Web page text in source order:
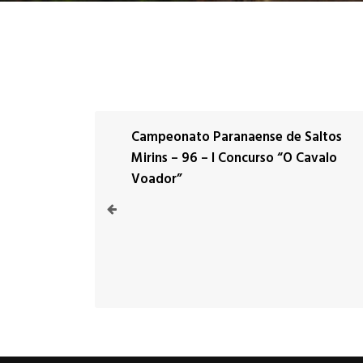
Campeonato Paranaense de Saltos
Mirins – 96 – I Concurso “O Cavalo
Voador”